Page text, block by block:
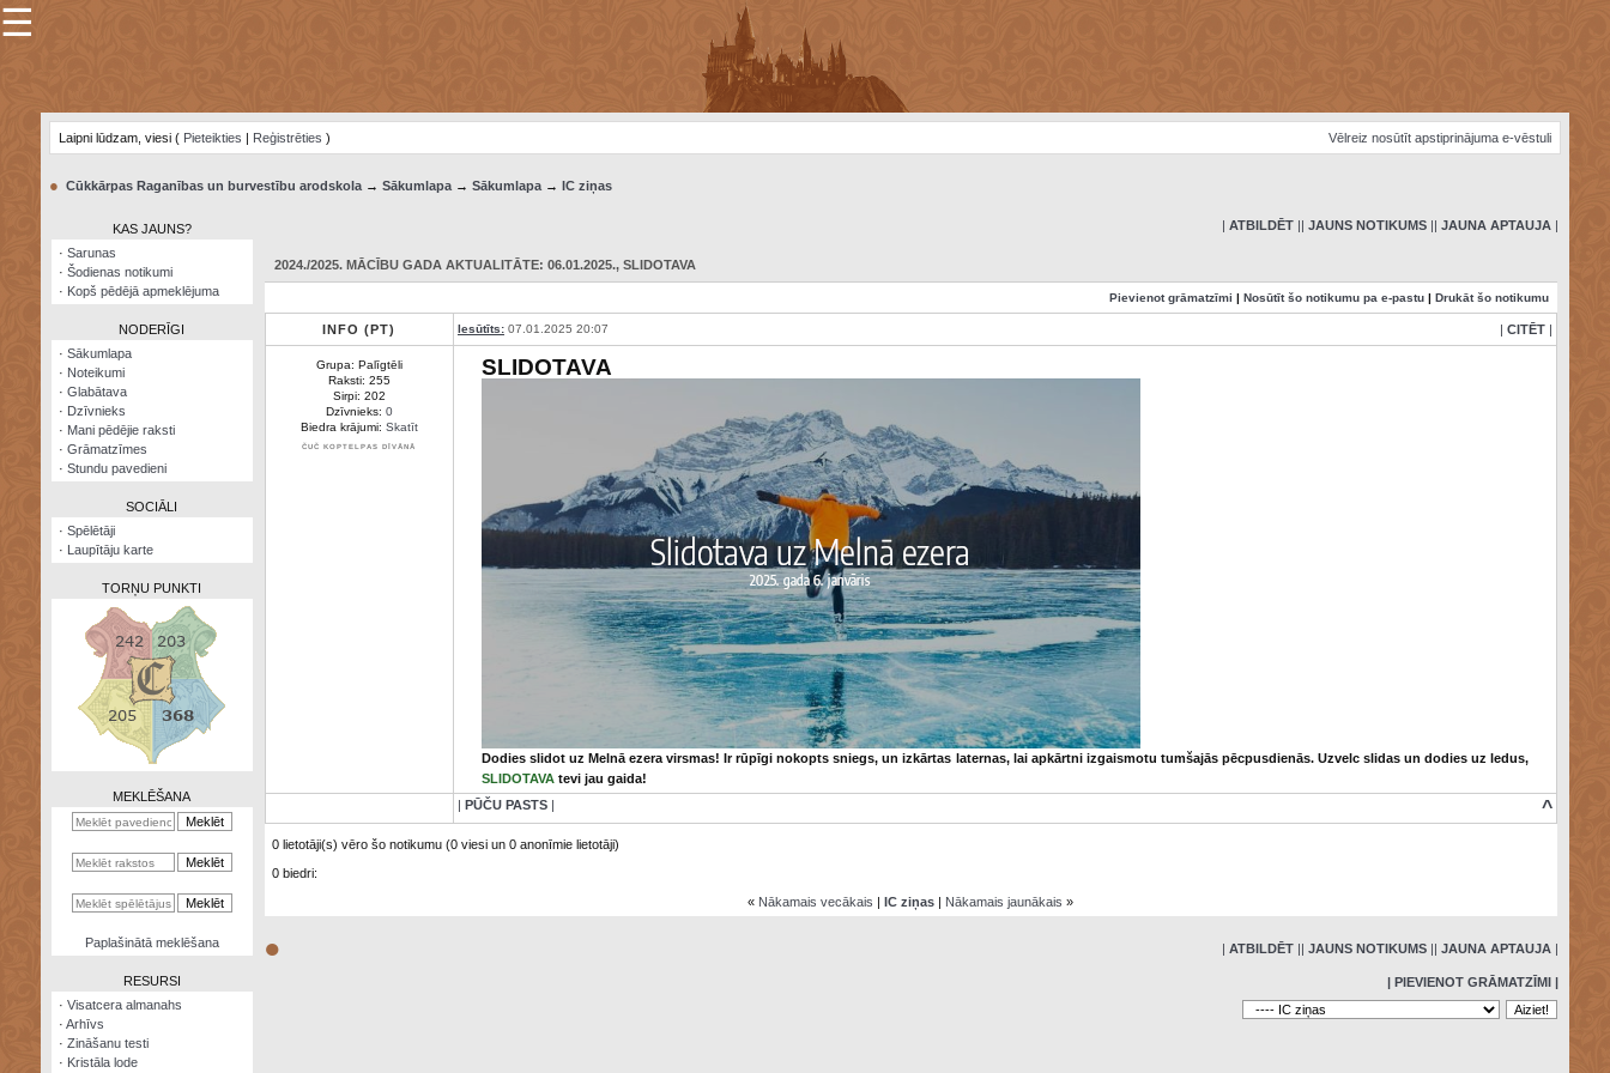
×
Šodienas
Visatcera
almanahs
kalkulators
☰
Laipni lūdzam, viesi ( Pieteikties | Reģistrēties ) Vēlreiz nosūtīt apstiprinājuma e-vēstuli
● Cūkkārpas Raganības un burvestību arodskola→ Sākumlapa→ Sākumlapa→ IC ziņas
KAS JAUNS?
· Sarunas
· Šodienas notikumi
· Kopš pēdējā apmeklējuma
NODERĪGI
· Sākumlapa
· Noteikumi
· Glabātava
· Dzīvnieks
· Mani pēdējie raksti
· Grāmatzīmes
· Stundu pavedieni
SOCIĀLI
· Spēlētāji
· Laupītāju karte
TORŅU PUNKTI
MEKLĒŠANA
Paplašinātā meklēšana
RESURSI
· Visatcera almanahs
· Arhīvs
· Zināšanu testi
· Kristāla lode
| ATBILDĒT|| JAUNS NOTIKUMS|| JAUNA APTAUJA|
2024./2025. MĀCĪBU GADA AKTUALITĀTE: 06.01.2025., SLIDOTAVA
Pievienot grāmatzīmi | Nosūtīt šo notikumu pa e-pastu| Drukāt šo notikumu
INFO (PT) Iesūtīts:07.01.2025 20:07 | CITĒT|
Grupa: Palīgtēli
Raksti: 255
Sirpi: 202
Dzīvnieks: 0
Biedra krājumi: Skatīt
ČUČ KOPTELPAS DĪVĀNĀ
SLIDOTAVA
Dodies slidot uz Melnā ezera virsmas! Ir rūpīgi nokopts sniegs, un izkārtas laternas, lai apkārtni izgaismotu tumšajās pēcpusdienās. Uzvelc slidas un dodies uz ledus,
SLIDOTAVAtevi jau gaida!
| PŪČU PASTS| ^
0 lietotāji(s) vēro šo notikumu (0 viesi un 0 anonīmie lietotāji)
0 biedri:
« Nākamais vecākais |IC ziņas | Nākamais jaunākais »
● | ATBILDĒT|| JAUNS NOTIKUMS|| JAUNA APTAUJA|
| PIEVIENOT GRĀMATZĪMI |